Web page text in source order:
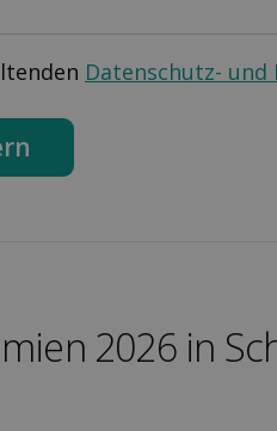
Datenschutz-
2026 in